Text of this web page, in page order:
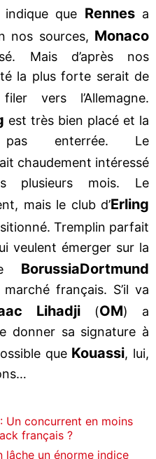
que Rennesa
nos sources, Monaco
Mais d’après nos
la plus forte serait de
vers l’Allemagne.
est très bien placé et la
enterrée. Le
chaudement intéressé
plusieurs mois. Le
mais le club d’Erling
Tremplin parfait
veulent émerger sur la
BorussiaDortmund
français. S’il va
Lihadji (OM) a
donner sa signature à
que Kouassi, lui,
Un concurrent en moins
français ?
lâche un énorme indice